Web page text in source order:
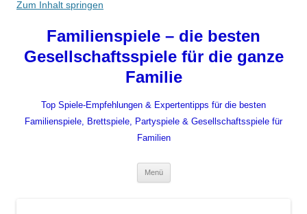
Zum Inhalt springen
Familienspiele – die besten
Gesellschaftsspiele für die ganze
Familie
Top Spiele-Empfehlungen & Expertentipps für die besten
Familienspiele, Brettspiele, Partyspiele & Gesellschaftsspiele für
Familien
Menü